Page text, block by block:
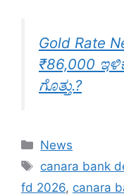
Gold Rate
₹86,000
ಗೊತ್ತು.?
Categories
News
Tags
canara bank
fd 2026, canara